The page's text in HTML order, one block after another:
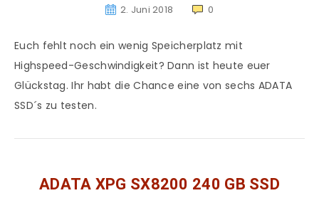
2. Juni 2018 0
Euch fehlt noch ein wenig Speicherplatz mit
Highspeed-Geschwindigkeit? Dann ist heute euer
Glückstag. Ihr habt die Chance eine von sechs ADATA
SSD´s zu testen.
ADATA XPG SX8200 240 GB SSD